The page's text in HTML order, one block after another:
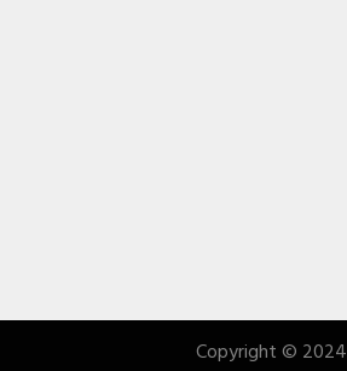
Copyright © 2024